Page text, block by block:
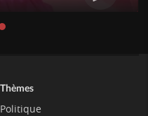
Thèmes
Politique